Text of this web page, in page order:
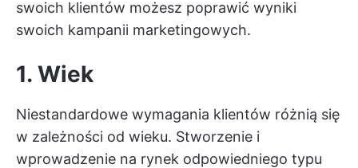
swoich klientów możesz poprawić wyniki
swoich kampanii marketingowych.
1. Wiek
Niestandardowe wymagania klientów różnią się
w zależności od wieku. Stworzenie i
wprowadzenie na rynek odpowiedniego typu